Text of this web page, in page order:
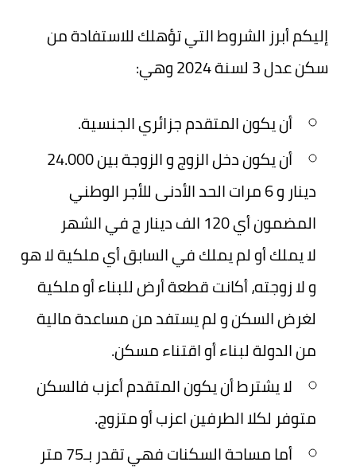
إليكم أبرز الشروط التي تؤهلك للاستفادة من
سكن عدل 3 لسنة 2024 وهي:
أن يكون المتقدم جزائري الجنسية.
أن يكون دخل الزوج و الزوجة بين 24.000
دينار و 6 مرات الحد الأدنى للأجر الوطني
المضمون أي 120 الف دينار ج في الشهر
لا يملك أو لم يملك في السابق أي ملكية لا هو
و لا زوجته، أكانت قطعة أرض للبناء أو ملكية
لغرض السكن و لم يستفد من مساعدة مالية
من الدولة لبناء أو اقتناء مسكن.
لا يشترط أن يكون المتقدم أعزب فالسكن
متوفر لكلا الطرفين اعزب أو متزوج.
أما مساحة السكنات فهي تقدر بـ75 متر